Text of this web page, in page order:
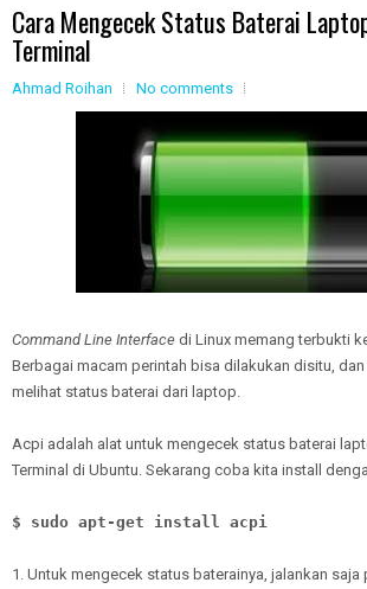
Cara Mengecek Status Baterai
Terminal
Ahmad Roihan No comments
Command Line Interface di Linux memang terbukti
Berbagai macam perintah bisa dilakukan disitu,
melihat status baterai dari laptop.
Acpi adalah alat untuk mengecek status baterai
Terminal di Ubuntu. Sekarang coba kita install
$ sudo apt-get install acpi
1. Untuk mengecek status baterainya, jalankan saja